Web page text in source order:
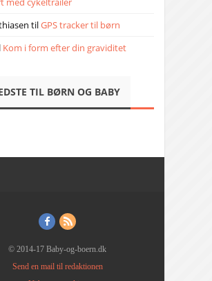
tilGPS tracker til børn
Kom i form efter din graviditet
TIL BØRN OG BABY
© 2014-17 Baby-og-boern.dk
Send en mail til redaktionen